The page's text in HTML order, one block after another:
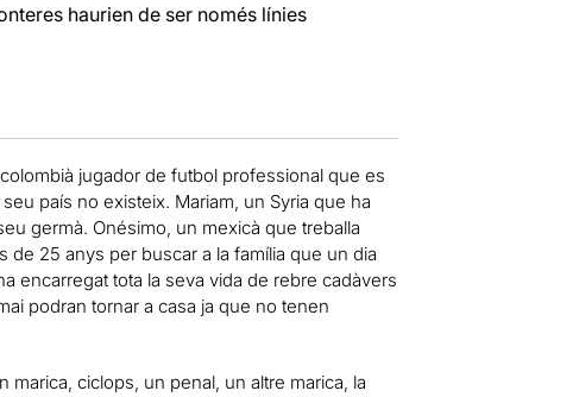
haurien de ser només línies
jugador de futbol professional que es
país no existeix. Mariam , un Syria que ha
germà. Onésimo un mexicà que treballa
de 25 anys per buscar a la família que un dia
encarregat tota la seva vida de rebre cadàvers
podran tornar a casa ja que no tenen
marica ciclops , un penal, un altre marica , la